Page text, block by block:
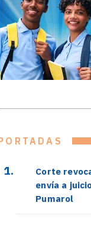
Corte
envía a
Pumarol